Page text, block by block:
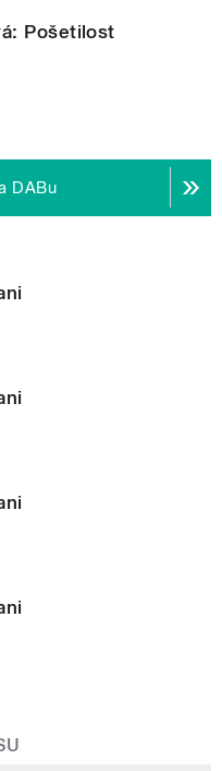
Pošetilost
DABu